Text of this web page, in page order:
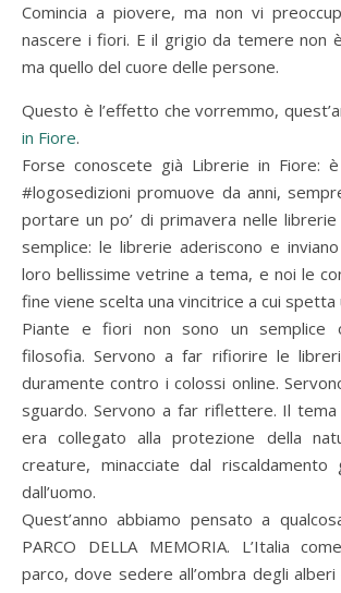
Comincia a piovere, ma non vi
nascere i fiori. E il grigio da temere non
ma quello del cuore delle persone.
Questo è l’effetto che vorremmo,
in Fiore.
Forse conoscete già Librerie in Fiore: è
#logosedizioni promuove da anni,
portare un po’ di primavera nelle librerie
semplice: le librerie aderiscono e
loro bellissime vetrine a tema, e noi le
fine viene scelta una vincitrice a cui spetta
Piante e fiori non sono un semplice
filosofia. Servono a far rifiorire le
duramente contro i colossi online.
sguardo. Servono a far riflettere. Il tema
era collegato alla protezione della
creature, minacciate dal riscaldamento
dall’uomo.
Quest’anno abbiamo pensato a
PARCO DELLA MEMORIA. L’Italia
parco, dove sedere all’ombra degli alberi